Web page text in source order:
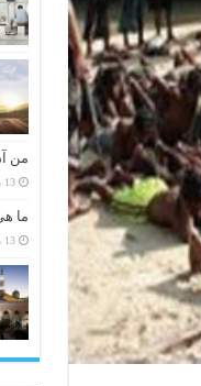
من
13 مارس، 2026
ما
13 مارس، 2026